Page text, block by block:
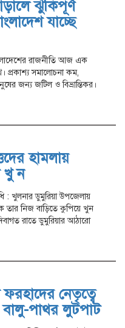
ঝুঁকিপূর্ণ
যাচ্ছে
রাজনীতি আজ এক
সমালোচনা কম,
জন্য জটিল ও বিভ্রান্তিকর।
হামলায়
খু ন
: খুলনার ডুমুরিয়া উপজেলায়
তার নিজ বাড়িতে কুপিয়ে খুন
রাতে ডুমুরিয়ার আঠারো
নেতৃত্বে
পাথর লুটপাট